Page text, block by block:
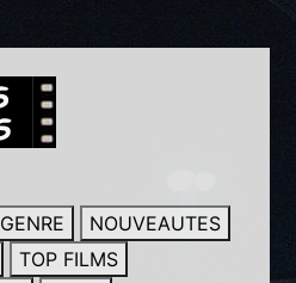
GENRE
NOUVEAUTES
TOP FILMS